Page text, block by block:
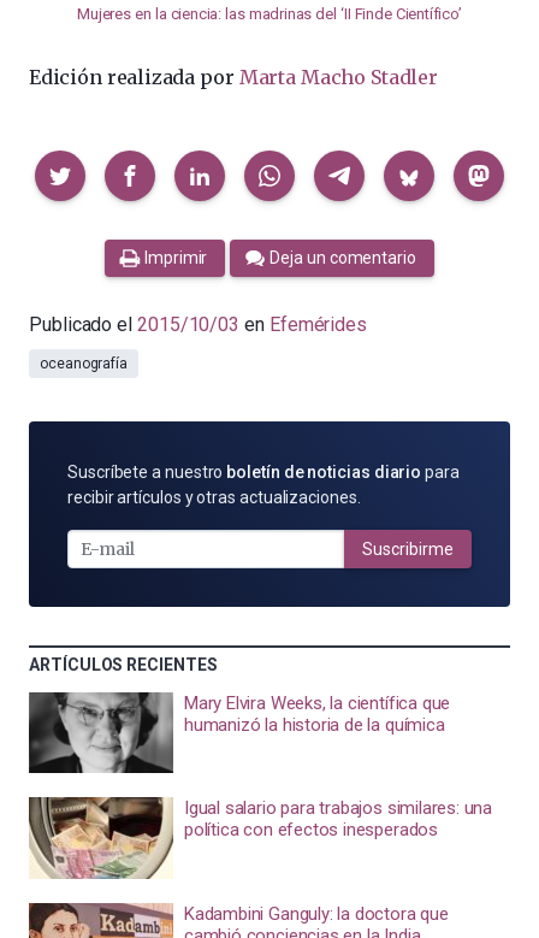
Mujeres en la ciencia: las madrinas del ‘II Finde Científico’
Edición realizada por Marta Macho Stadler
Compartir
Imprimir Deja un comentario
Publicado el 2015/10/03 en Efemérides
oceanografía
SUSCRÍBETE
POR
MAIL
Suscríbete a nuestro boletín de noticias diario para
recibir artículos y otras actualizaciones.
Suscribirme
ARTÍCULOS RECIENTES
Mary Elvira Weeks, la científica que
humanizó la historia de la química
Igual salario para trabajos similares: una
política con efectos inesperados
Kadambini Ganguly: la doctora que